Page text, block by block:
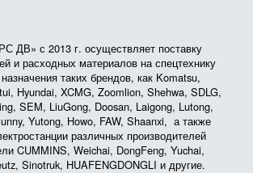
ДВ» с 2013 г. осуществляет поставку
и расходных материалов на спецтехнику
таких брендов, как Komatsu,
Hyundai, XCMG, Zoomlion, Shehwa, SDLG,
SEM, LiuGong, Doosan, Laigong, Lutong,
Yutong, Howo, FAW, Shaanxi, а также
различных производителей
CUMMINS, Weichai, DongFeng, Yuchai,
Sinotruk, HUAFENGDONGLI и другие.